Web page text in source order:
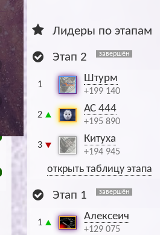
Лидеры по этапам
Этап 2 завершён
1
Штурм
+199 140
2
АС 444
+195 890
3
Китуха
+194 945
открыть таблицу этапа
Этап 1 завершён
1
Алексеич
+129 075